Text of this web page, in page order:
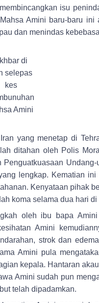
isu
Amini baru-baru ini
dan menindas
di
selepas
kes
Amini
yang menetap di
ditahan oleh Polis
Undang-
lengkap. Kematian
Kenyataan pihak
koma selama dua hari
oleh ibu bapa
Amini
strok dan
Amini pula
kepala. Hantaran
Amini sudah pun
telah dipadamkan.